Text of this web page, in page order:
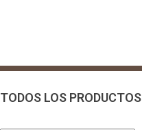
TODOS LOS PRODUCTOS